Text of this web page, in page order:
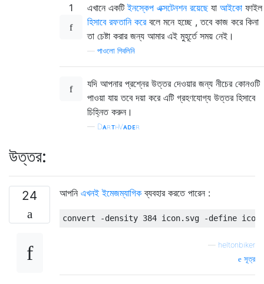
1 এখানে একটিইনস্কেপ এক্সটেনশন রয়েছেযা আইকো ফাইল
হিসাবে রফতানি করেবলে মনে হচ্ছে , তবে কাজ করে কিনা
তা চেষ্টা করার জন্য আমার এই মুহূর্তে সময় নেই।
পাওলো গিবলিনি
যদি আপনার প্রশ্নের উত্তর দেওয়ার জন্য নীচের কোনওটি
পাওয়া যায় তবে দয়া করে এটি গ্রহণযোগ্য উত্তর হিসাবে
চিহ্নিত করুন।
— DᴀʀᴛʜVᴀᴅᴇʀ
উত্তর:
24 আপনি এখনই ইমেজম্যাগিক ব্যবহার করতে পারেন :
convert -density 384 icon.svg -define
heltonbiker
সূত্র